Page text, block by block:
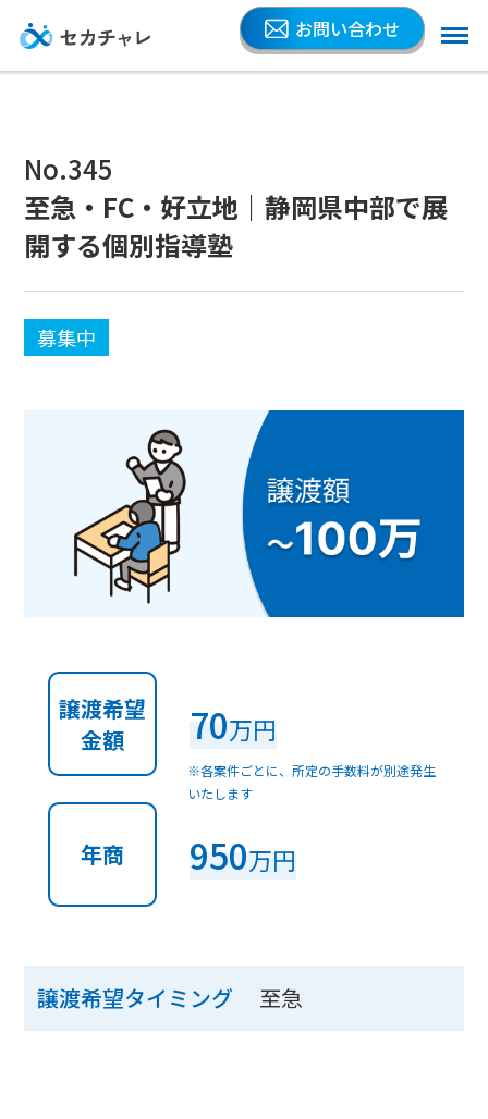
お問い合わせ
No.345
至急・FC・好立地｜静岡県中部で展
開する個別指導塾
募集中
譲渡希望
金額
70万円
※各案件ごとに、所定の手数料が別途発生
いたします
年商 950万円
譲渡希望タイミング 至急